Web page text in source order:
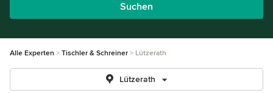
Suchen
Alle Experten Tischler & Schreiner Lützerath
Lützerath